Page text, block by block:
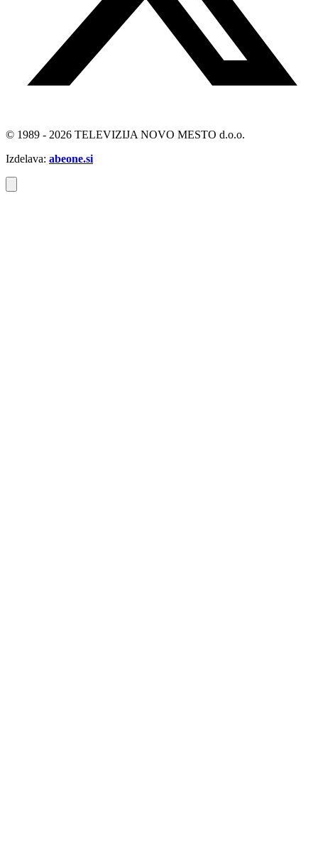
© 1989 - 2026 TELEVIZIJA NOVO MESTO d.o.o.
Izdelava: abeone.si